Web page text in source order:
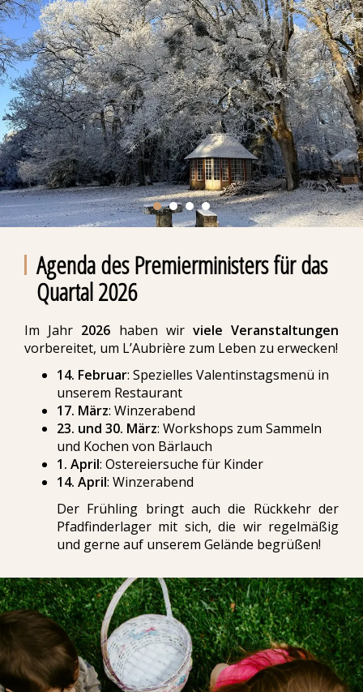
Agenda des Premierministers für das
Quartal 2026
Im Jahr 2026 haben wir viele Veranstaltungen
vorbereitet, um L’Aubrière zum Leben zu erwecken!
14. Februar: Spezielles Valentinstagsmenü in
unserem Restaurant
17. März: Winzerabend
23. und 30. März: Workshops zum Sammeln
und Kochen von Bärlauch
1. April: Ostereiersuche für Kinder
14. April: Winzerabend
Der Frühling bringt auch die Rückkehr der
Pfadfinderlager mit sich, die wir regelmäßig
und gerne auf unserem Gelände begrüßen!